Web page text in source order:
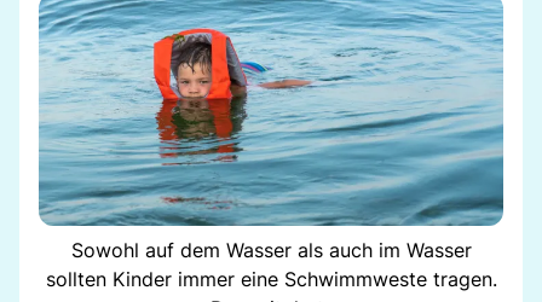
Sowohl auf dem Wasser als auch im Wasser
sollten Kinder immer eine Schwimmweste tragen.